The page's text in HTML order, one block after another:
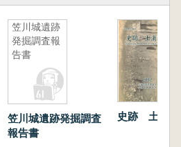
笠川城遺跡
発掘調査報
告書
笠川城遺跡発掘調査
報告書
史跡 土浦城